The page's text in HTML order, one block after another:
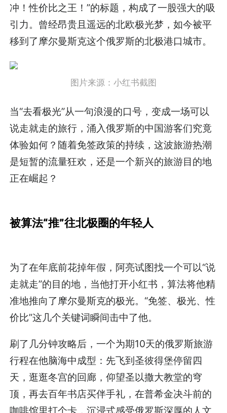
冲！性价比之王！”的标题，构成了一股强大的吸
引力。曾经昂贵且遥远的北欧极光梦，如今被平
移到了摩尔曼斯克这个俄罗斯的北极港口城市。
图片来源：小红书截图
当“去看极光”从一句浪漫的口号，变成一场可以
说走就走的旅行，涌入俄罗斯的中国游客们究竟
体验如何？随着免签政策的持续，这波旅游热潮
是短暂的流量狂欢，还是一个新兴的旅游目的地
正在崛起？
被算法“推”往北极圈的年轻人
为了在年底前花掉年假，阿亮试图找一个可以“说
走就走”的目的地，当他打开小红书，算法将他精
准地推向了摩尔曼斯克的极光。“免签、极光、性
价比”这几个关键词瞬间击中了他。
刷了几分钟攻略后，一个为期10天的俄罗斯旅游
行程在他脑海中成型：先飞到圣彼得堡停留四
天，逛逛冬宫的回廊，仰望圣以撒大教堂的穹
顶，再去百年书店买伴手礼，在普希金决斗前的
咖啡馆里打个卡，沉浸式感受俄罗斯深厚的人文